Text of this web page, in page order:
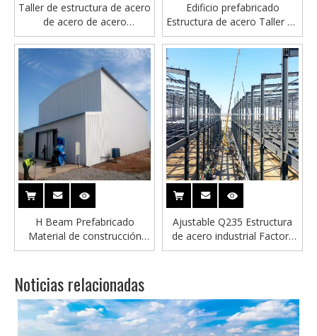
Taller de estructura de acero
de acero de acero
prefabricado de Sudáfrica
Edificio prefabricado
Estructura de acero Taller de
material de material
industrial
H Beam Prefabricado
Material de construcción
Estructura de acero
Ajustable Q235 Estructura
de acero industrial Factory
Building Garaje
Noticias relacionadas